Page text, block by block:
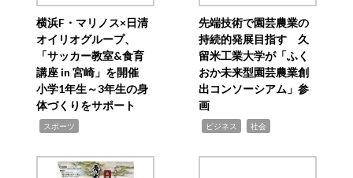
横浜F・マリノス×日清
オイリオグループ、
「サッカー教室&食育
講座 in 宮崎」を開催
小学1年生～3年生の身
体づくりをサポート
スポーツ
先端技術で園芸農業の
持続的発展目指す 久
留米工業大学が「ふく
おか未来型園芸農業創
出コンソーシアム」参
画
ビジネス 社会